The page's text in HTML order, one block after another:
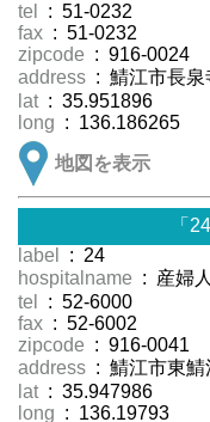
tel
: 51-0232
fax : 51-0232
zipcode : 916-0024
address : 鯖江市長泉
lat : 35.951896
long : 136.186265
地図を表示
「
label
: 24
hospitalname : 産婦
tel
: 52-6000
fax : 52-6002
zipcode : 916-0041
address : 鯖江市東鯖
lat : 35.947986
long : 136.19793